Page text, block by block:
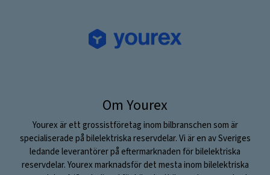
Om Yourex
Yourex är ett grossistföretag inom bilbranschen som är
specialiserade på bilelektriska reservdelar. Vi är en av Sveriges
ledande leverantörer på eftermarknaden för bilelektriska
reservdelar. Yourex marknadsför det mesta inom bilelektriska